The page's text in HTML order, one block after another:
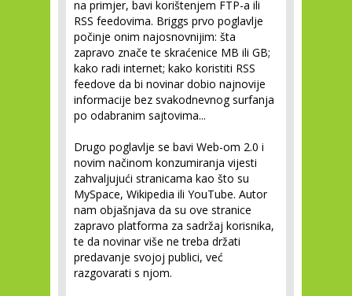
na primjer, bavi korištenjem FTP-a ili
RSS feedovima. Briggs prvo poglavlje
počinje onim najosnovnijim: šta
zapravo znače te skraćenice MB ili GB;
kako radi internet; kako koristiti RSS
feedove da bi novinar dobio najnovije
informacije bez svakodnevnog surfanja
po odabranim sajtovima...
Drugo poglavlje se bavi Web-om 2.0 i
novim načinom konzumiranja vijesti
zahvaljujući stranicama kao što su
MySpace, Wikipedia ili YouTube. Autor
nam objašnjava da su ove stranice
zapravo platforma za sadržaj korisnika,
te da novinar više ne treba držati
predavanje svojoj publici, već
razgovarati s njom.